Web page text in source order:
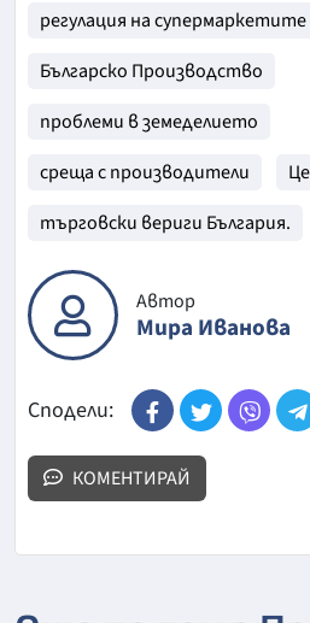
регулация на супермаркетите
Българско Производство
проблеми в земеделието
среща с производители
търговски вериги България.
Автор
Мира Иванова
Сподели:
КОМЕНТИРАЙ